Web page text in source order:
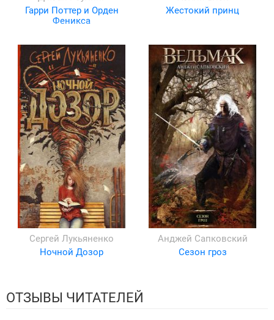
Гарри Поттер и Орден
Феникса
Жестокий принц
Сергей Лукьяненко
Ночной Дозор
Анджей Сапковский
Сезон гроз
ОТЗЫВЫ ЧИТАТЕЛЕЙ